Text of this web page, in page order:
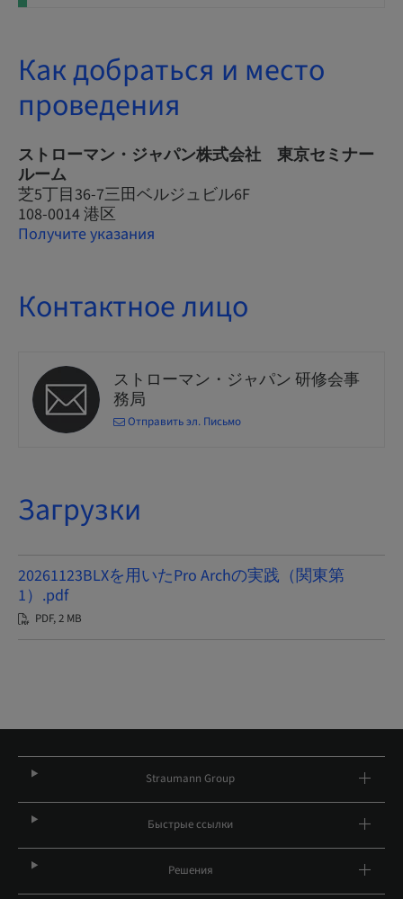
Как добраться и место
проведения
ストローマン・ジャパン株式会社 東京セミナー
ルーム
芝5丁目36-7三田ベルジュビル6F
108-0014 港区
Получите указания
Контактное лицо
ストローマン・ジャパン 研修会事
務局
Отправить эл. Письмо
Загрузки
20261123BLXを用いたPro Archの実践（関東第
1）.pdf
PDF, 2 MB
Straumann Group
Быстрые ссылки
Решения